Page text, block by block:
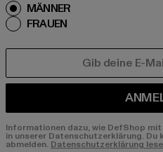
MÄNNER
FRAUEN
Informationen dazu, wie DefShop
in unserer Datenschutzerklärung.
abmelden. Datenschutzerklärung